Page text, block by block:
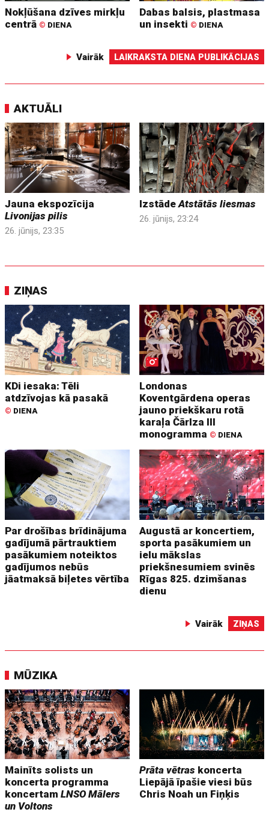
Nokļūšana dzīves mirkļu
centrā © DIENA
Dabas balsis, plastmasa
un insekti © DIENA
Vairāk LAIKRAKSTA DIENA PUBLIKĀCIJAS
AKTUĀLI
Jauna ekspozīcija
Livonijas pilis
26. jūnijs, 23:35
IzstādeAtstātās liesmas
26. jūnijs, 23:24
ZIŅAS
KDi iesaka: Tēli
atdzīvojas kā pasakā
© DIENA
Londonas
Koventgārdena operas
jauno priekškaru rotā
karaļa Čārlza III
monogramma © DIENA
Par drošības brīdinājuma
gadījumā pārtrauktiem
pasākumiem noteiktos
gadījumos nebūs
jāatmaksā biļetes vērtība
Augustā ar koncertiem,
sporta pasākumiem un
ielu mākslas
priekšnesumiem svinēs
Rīgas 825. dzimšanas
dienu
Vairāk ZIŅAS
MŪZIKA
Mainīts solists un
koncerta programma
koncertamLNSO Mālers
un Voltons
Prāta vētras koncerta
Liepājā īpašie viesi būs
Chris Noah un Fiņķis